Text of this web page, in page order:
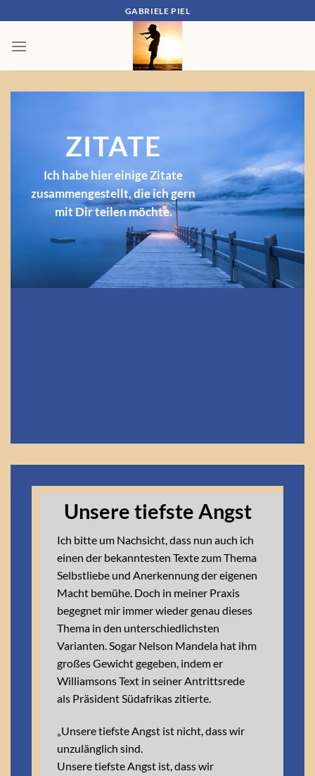
Inhalt
springen
GABRIELE PIEL
ZITATE
Ich habe hier einige Zitate
zusammengestellt, die ich gern
mit Dir teilen möchte.
Unsere tiefste Angst
Ich bitte um Nachsicht, dass nun auch ich
einen der bekanntesten Texte zum Thema
Selbstliebe und Anerkennung der eigenen
Macht bemühe. Doch in meiner Praxis
begegnet mir immer wieder genau dieses
Thema in den unterschiedlichsten
Varianten. Sogar Nelson Mandela hat ihm
großes Gewicht gegeben, indem er
Williamsons Text in seiner Antrittsrede
als Präsident Südafrikas zitierte.
„Unsere tiefste Angst ist nicht, dass wir
unzulänglich sind.
Unsere tiefste Angst ist, dass wir